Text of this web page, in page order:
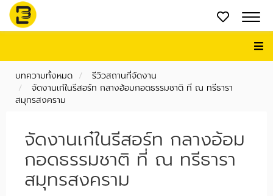
บทความทั้งหมด
รีวิวสถานที่จัดงาน
จัดงานเก๋ในรีสอร์ท กลางอ้อมกอดธรรมชาติ ที่ ณ ทรีธารา
สมุทรสงคราม
จัดงานเก๋ในรีสอร์ท กลางอ้อม
กอดธรรมชาติ ที่ ณ ทรีธารา
สมุทรสงคราม